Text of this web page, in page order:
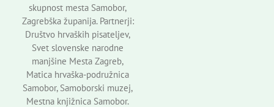
skupnost mesta Samobor,
Zagrebška županija. Partnerji:
Društvo hrvaških pisateljev,
Svet slovenske narodne
manjšine Mesta Zagreb,
Matica hrvaška-podružnica
Samobor, Samoborski muzej,
Mestna knjižnica Samobor.